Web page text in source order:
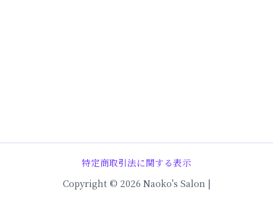
特定商取引法に関する表示
Copyright © 2026 Naoko's Salon |